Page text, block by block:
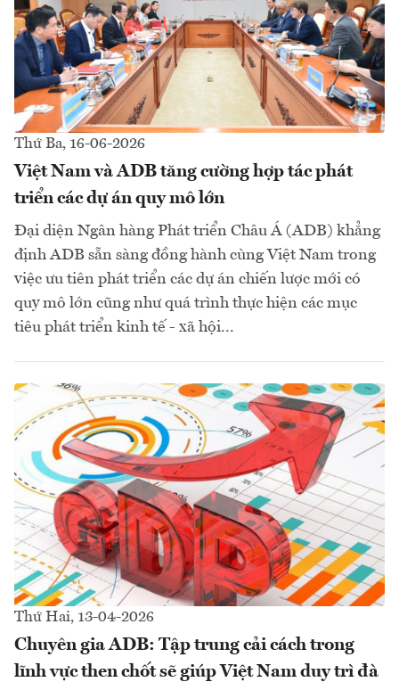
Thứ Ba, 16-06-2026
Việt Nam và ADB tăng cường hợp tác phát
triển các dự án quy mô lớn
Đại diện Ngân hàng Phát triển Châu Á (ADB) khẳng
định ADB sẵn sàng đồng hành cùng Việt Nam trong
việc ưu tiên phát triển các dự án chiến lược mới có
quy mô lớn cũng như quá trình thực hiện các mục
tiêu phát triển kinh tế - xã hội...
Thứ Hai, 13-04-2026
Chuyên gia ADB: Tập trung cải cách trong
lĩnh vực then chốt sẽ giúp Việt Nam duy trì đà